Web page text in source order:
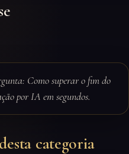
Como superar o fim do
por IA em segundos.
categoria